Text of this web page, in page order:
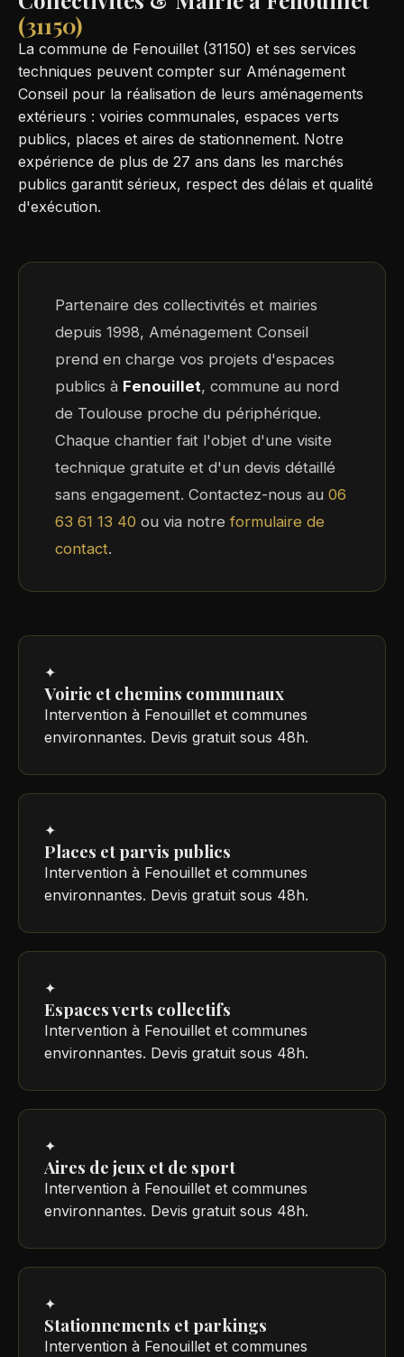
(31150)
La commune de Fenouillet (31150) et ses services
techniques peuvent compter sur Aménagement
Conseil pour la réalisation de leurs aménagements
extérieurs : voiries communales, espaces verts
publics, places et aires de stationnement. Notre
expérience de plus de 27 ans dans les marchés
publics garantit sérieux, respect des délais et qualité
d'exécution.
Partenaire des collectivités et mairies
depuis 1998, Aménagement Conseil
prend en charge vos projets d'espaces
publics à Fenouillet, commune au nord
de Toulouse proche du périphérique.
Chaque chantier fait l'objet d'une visite
technique gratuite et d'un devis détaillé
sans engagement. Contactez-nous au 06
63 61 13 40 ou via notreformulaire de
contact.
✦
Voirie et chemins communaux
Intervention à Fenouillet et communes
environnantes. Devis gratuit sous 48h.
✦
Places et parvis publics
Intervention à Fenouillet et communes
environnantes. Devis gratuit sous 48h.
✦
Espaces verts collectifs
Intervention à Fenouillet et communes
environnantes. Devis gratuit sous 48h.
✦
Aires de jeux et de sport
Intervention à Fenouillet et communes
environnantes. Devis gratuit sous 48h.
✦
Stationnements et parkings
Intervention à Fenouillet et communes